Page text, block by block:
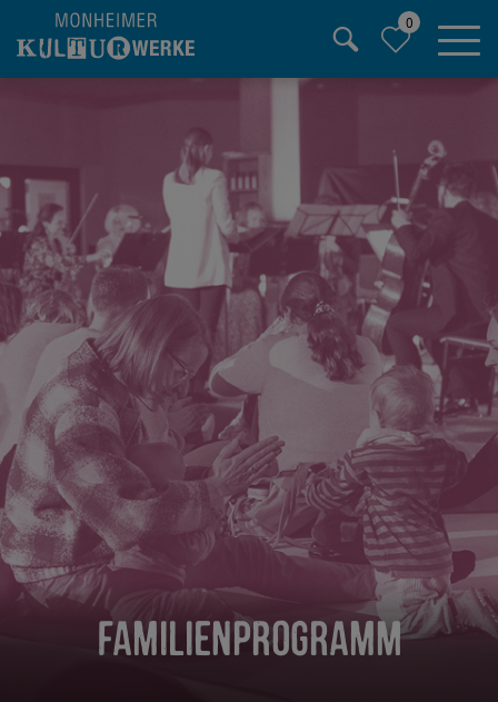
Hauptregion der Seite anspringen
0
FAMILIENPROGRAMM